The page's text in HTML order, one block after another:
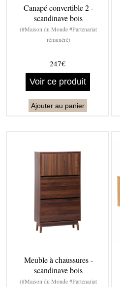
Canapé convertible 2 -
scandinave bois
(#Maison du Monde #Partenariat
rémunéré)
247€
Voir ce produit
Ajouter au panier
Meuble à chaussures -
scandinave bois
(#Maison du Monde #Partenariat